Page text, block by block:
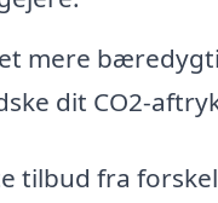
mere
dit CO2-
tilbud fra